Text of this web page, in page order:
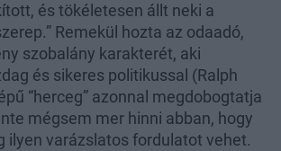
és tökéletesen állt neki a
Remekül hozta az odaadó,
szobalány karakterét, aki
és sikeres politikussal (Ralph
“herceg” azonnal megdobogtatja
mégsem mer hinni abban, hogy
ilyen varázslatos fordulatot vehet.